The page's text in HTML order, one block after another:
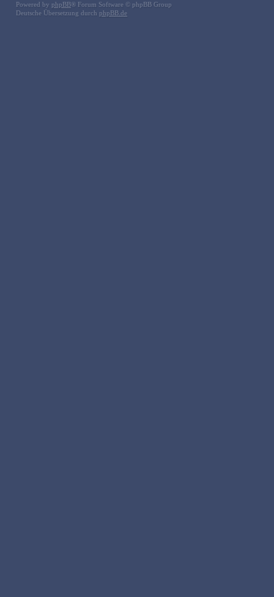
Powered by phpBB® Forum Software © phpBB Group
Deutsche Übersetzung durch phpBB.de